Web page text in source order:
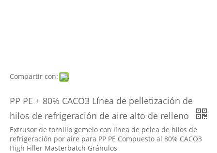
Compartir con:
PP PE + 80% CACO3 Línea de pelletización de
hilos de refrigeración de aire alto de relleno
Extrusor de tornillo gemelo con línea de pelea de hilos de
refrigeración por aire para PP PE Compuesto al 80% CACO3
High Filler Masterbatch Gránulos